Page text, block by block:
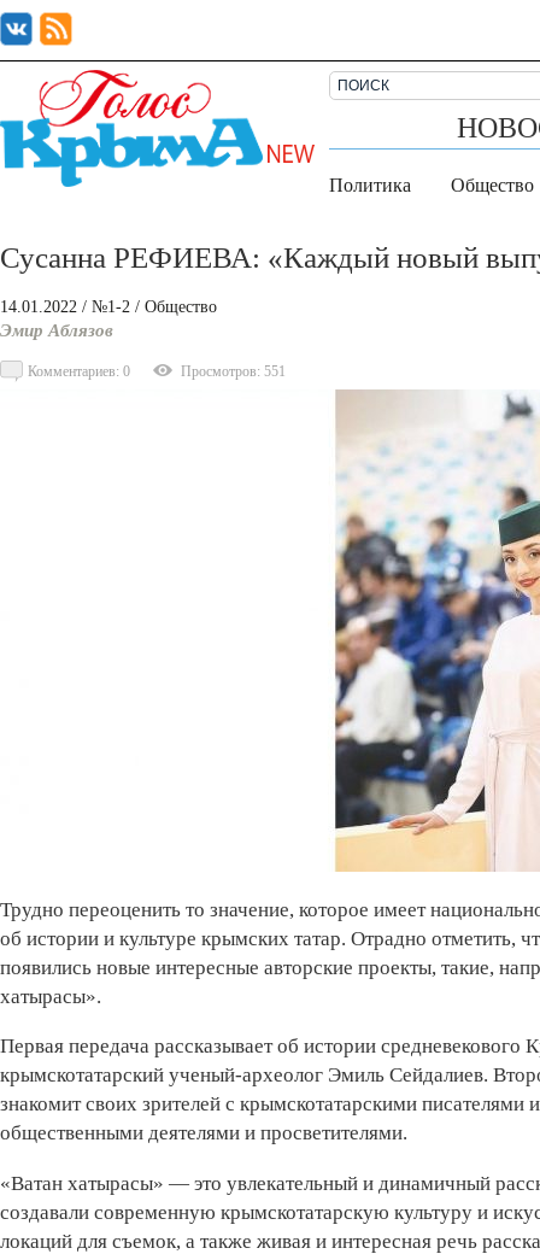
Политика Общество
Сусанна РЕФИЕВА: «Каждый новый
14.01.2022 / №1-2 / Общество
Эмир Аблязов
Комментариев: 0 Просмотров: 551
Трудно переоценить то значение, которое имеет
об истории и культуре крымских татар. Отрадно отметить,
появились новые интересные авторские проекты, такие,
хатырасы».
Первая передача рассказывает об истории
крымскотатарский ученый-археолог Эмиль Сейдалиев.
знакомит своих зрителей с крымскотатарскими
общественными деятелями и просветителями.
«Ватан хатырасы» — это увлекательный и динамичный
создавали современную крымскотатарскую культуру и
локаций для съемок, а также живая и интересная речь